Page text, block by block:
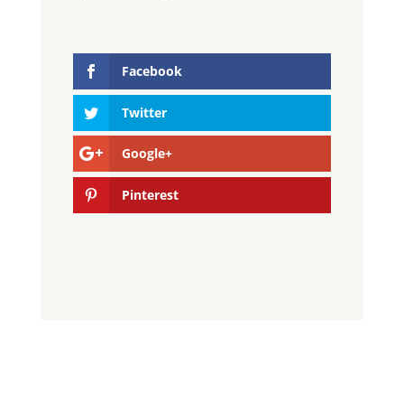
Facebook
Twitter
Google+
Pinterest